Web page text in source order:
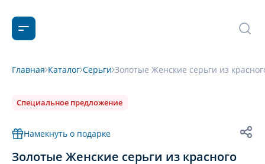
Главная Каталог Серьги Золотые Женские серьги из
Специальное предложение
Намекнуть о подарке
Золотые Женские серьги из красного